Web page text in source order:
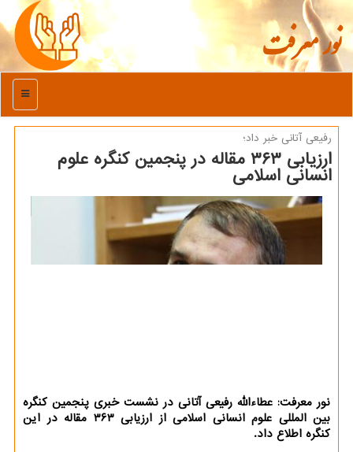
نور معرفت
منو
رفیعی آتانی خبر داد؛
ارزیابی ۳۶۳ مقاله در پنجمین كنگره علوم
انسانی اسلامی
نور معرفت: عطاءالله رفیعی آتانی در نشست خبری پنجمین كنگره
بین المللی علوم انسانی اسلامی از ارزیابی ۳۶۳ مقاله در این
كنگره اطلاع داد.